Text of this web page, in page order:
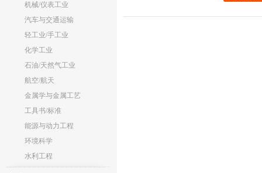
机械/仪表工业
汽车与交通运输
轻工业/手工业
化学工业
石油/天然气工业
航空/航天
金属学与金属工艺
工具书/标准
能源与动力工程
环境科学
水利工程